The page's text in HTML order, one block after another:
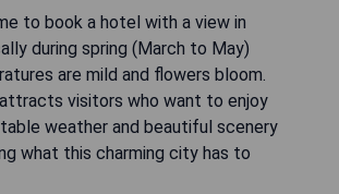
to book a hotel with a view in
during spring (March to May)
are mild and flowers bloom.
visitors who want to enjoy
weather and beautiful scenery
what this charming city has to